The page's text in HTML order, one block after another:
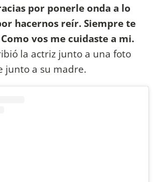
por ponerle onda a lo
hacernos reír. Siempre te
vos me cuidaste a mi.
la actriz junto a una foto
junto a su madre.